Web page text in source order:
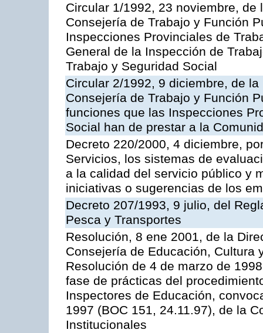
Circular 1/1992, 23 noviembre,
Consejería de Trabajo y Función
Inspecciones Provinciales de
General de la Inspección de
Trabajo y Seguridad Social
Circular 2/1992, 9 diciembre, de
Consejería de Trabajo y Función
funciones que las Inspecciones
Social han de prestar a la
Decreto 220/2000, 4 diciembre,
Servicios, los sistemas de
a la calidad del servicio público y
iniciativas o sugerencias de los
Decreto 207/1993, 9 julio, del
Pesca y Transportes
Resolución, 8 ene 2001, de la
Consejería de Educación, Cultura
Resolución de 4 de marzo de
fase de prácticas del
Inspectores de Educación,
1997 (BOC 151, 24.11.97), de la
Institucionales